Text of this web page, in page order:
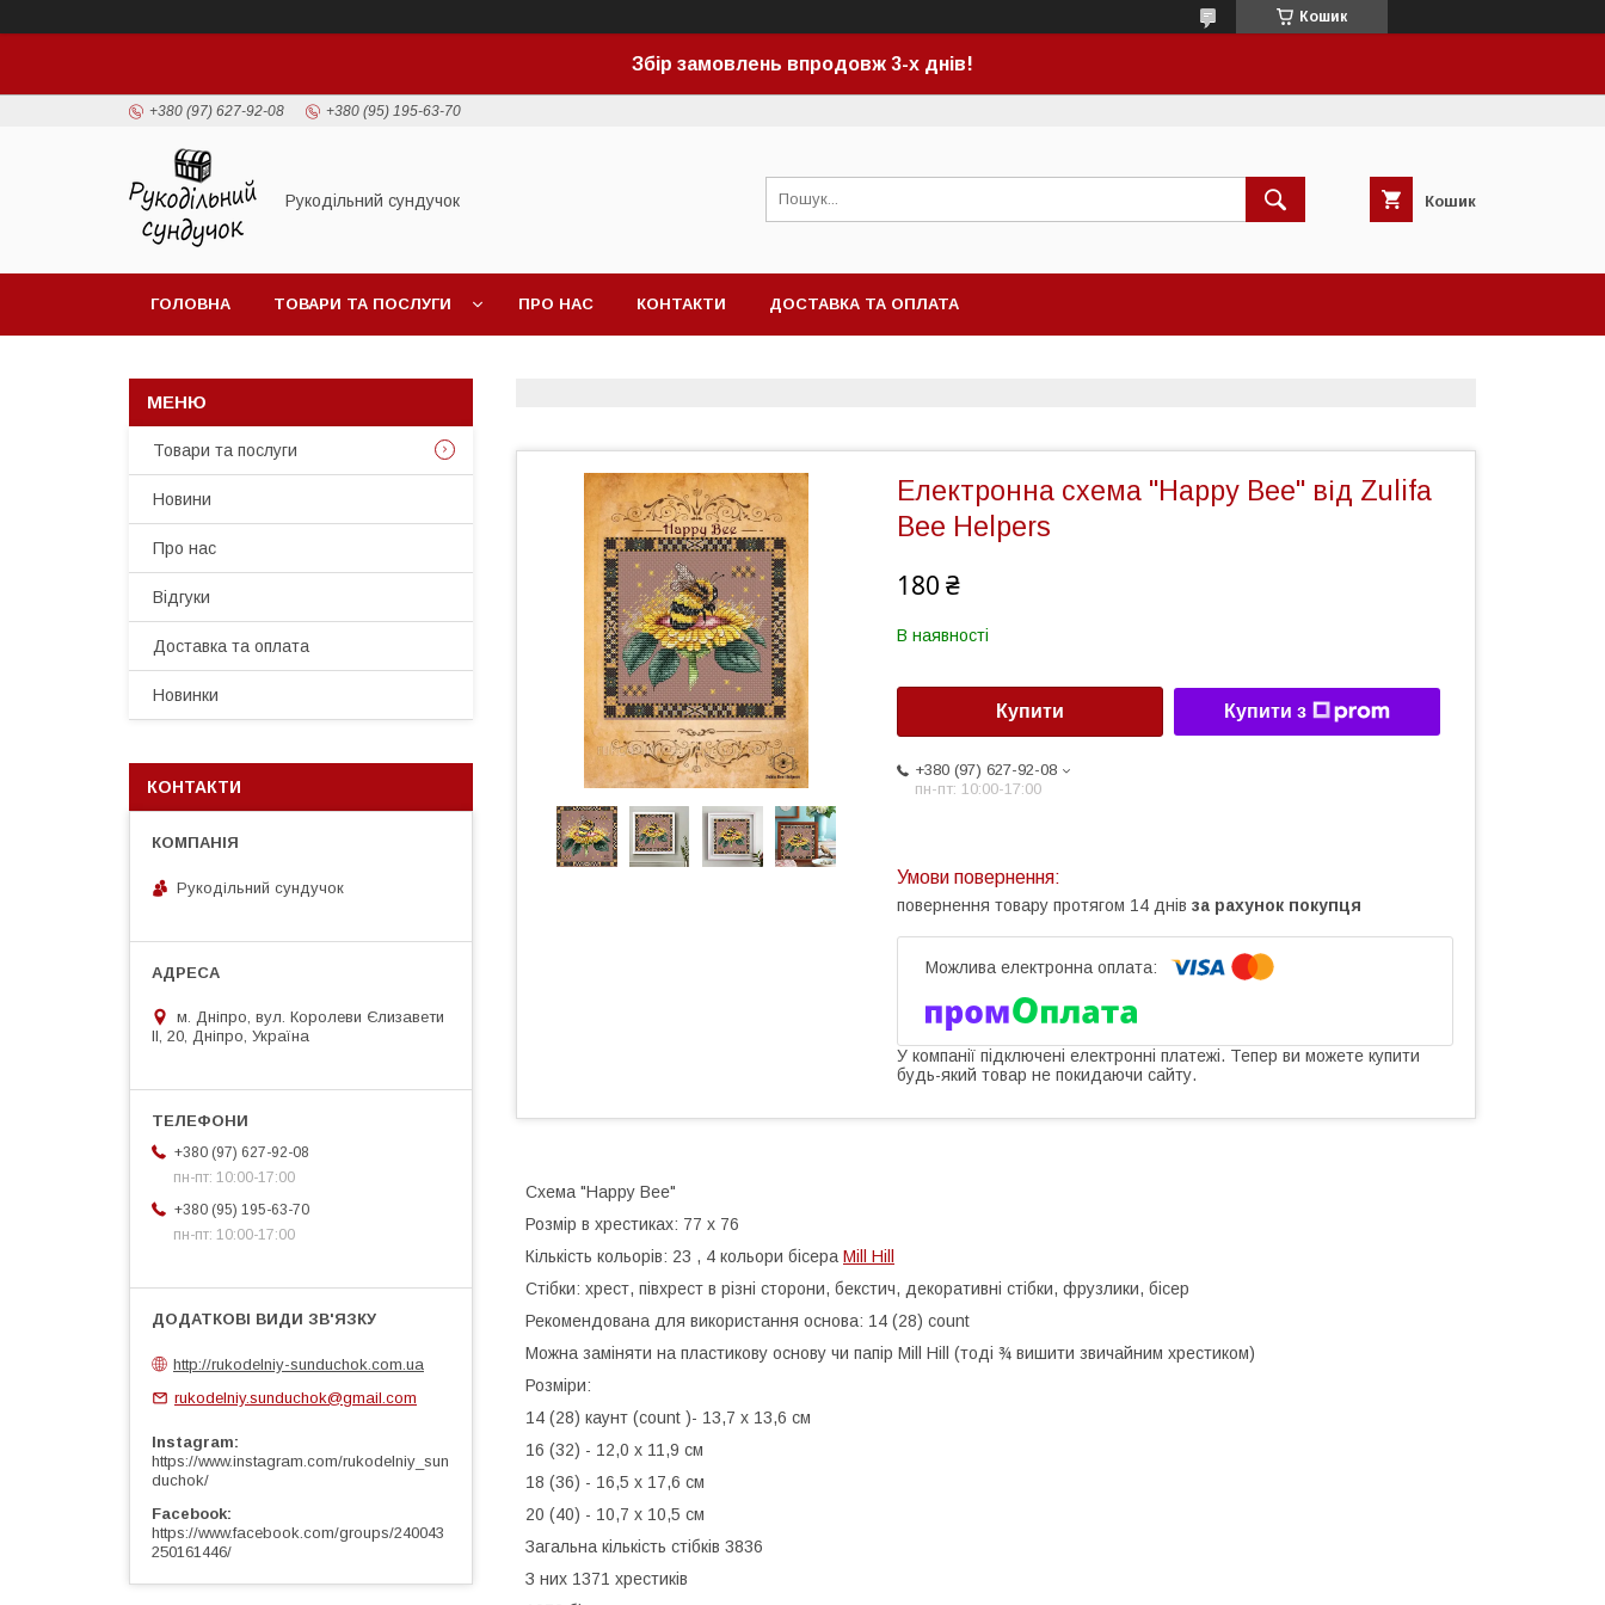
Кошик
Збір замовлень впродовж 3-х днів!
+380 (97) 627-92-08 +380 (95) 195-63-70
Рукодільний сундучок Кошик
ГОЛОВНА ТОВАРИ ТА ПОСЛУГИ ПРО НАС КОНТАКТИ ДОСТАВКА ТА ОПЛАТА
Електронна схема "Happy Bee" від Zulifa
Bee Helpers
180 ₴
В наявності
Купити Купити з
+380 (97) 627-92-08
пн-пт: 10:00-17:00
повернення товару протягом 14 днів за рахунок покупця
У компанії підключені електронні платежі. Тепер ви можете купити
будь-який товар не покидаючи сайту.
Схема "Happy Bee"
Розмір в хрестиках: 77 x 76
Кількість кольорів: 23 , 4 кольори бісера Mill Hill
Стібки: хрест, півхрест в різні сторони, бекстич, декоративні стібки, фрузлики, бісер
Рекомендована для використання основа: 14 (28) count
Можна заміняти на пластикову основу чи папір Mill Hill (тоді ¾ вишити звичайним хрестиком)
Розміри:
14 (28) каунт (count )- 13,7 х 13,6 см
16 (32) - 12,0 х 11,9 см
18 (36) - 16,5 х 17,6 см
20 (40) - 10,7 х 10,5 см
Загальна кількість стібків 3836
З них 1371 хрестиків
Товари та послуги
Новини
Про нас
Відгуки
Доставка та оплата
Новинки
КОНТАКТИ
Рукодільний сундучок
м. Дніпро, вул. Королеви Єлизавети
ІІ, 20, Дніпро, Україна
+380 (97) 627-92-08
пн-пт: 10:00-17:00
+380 (95) 195-63-70
пн-пт: 10:00-17:00
http://rukodelniy-sunduchok.com.ua
rukodelniy.sunduchok@gmail.com
Instagram
https://www.instagram.com/rukodelniy_sun
duchok/
Facebook
https://www.facebook.com/groups/240043
250161446/